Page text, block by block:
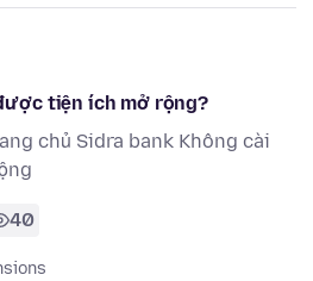
tiện ích mở rộng?
chủ Sidra bank Không cài
40